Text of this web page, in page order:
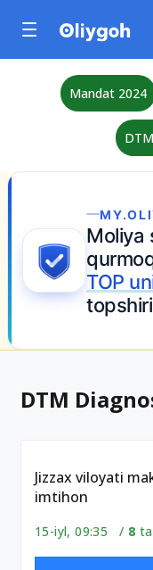
Mandat 2024
Moliya
TOP
DTM
Jizzax viloyati
imtihon
15-iyl, 09:35 / 8